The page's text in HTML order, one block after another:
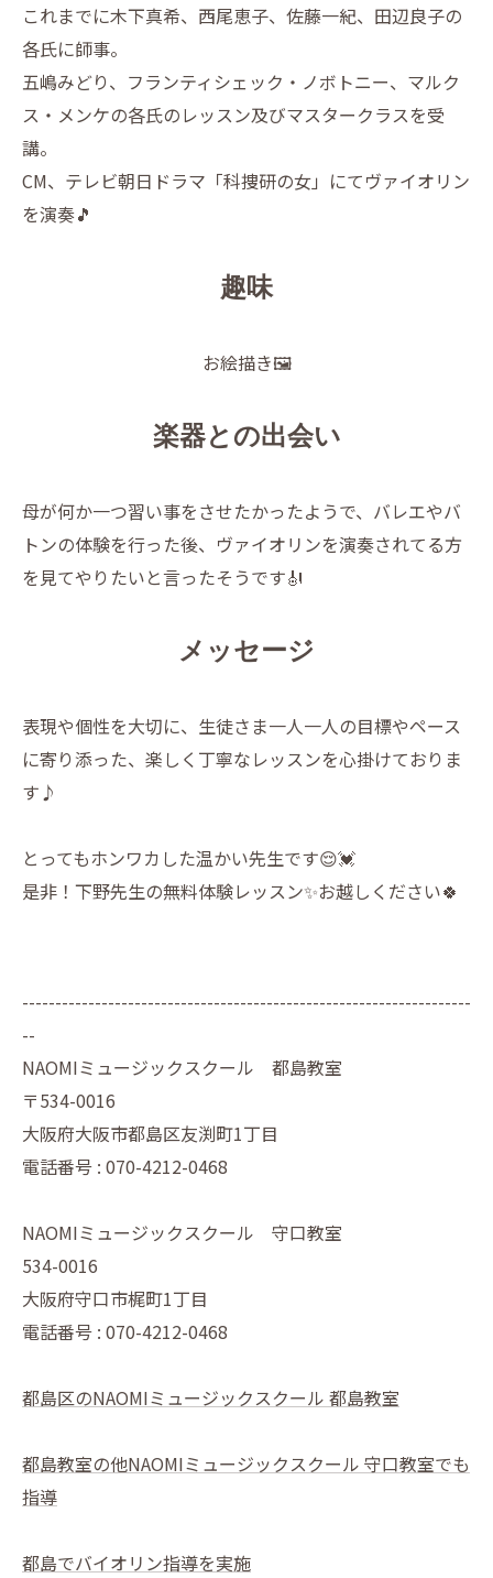
これまでに木下真希、西尾恵子、佐藤一紀、田辺良子の
各氏に師事。
五嶋みどり、フランティシェック・ノボトニー、マルク
ス・メンケの各氏のレッスン及びマスタークラスを受
講。
CM、テレビ朝日ドラマ「科捜研の女」にてヴァイオリン
を演奏🎵
趣味
お絵描き🖼️
楽器との出会い
母が何か一つ習い事をさせたかったようで、バレエやバ
トンの体験を行った後、ヴァイオリンを演奏されてる方
を見てやりたいと言ったそうです🎻
メッセージ
表現や個性を大切に、生徒さま一人一人の目標やペース
に寄り添った、楽しく丁寧なレッスンを心掛けておりま
す♪
とってもホンワカした温かい先生です😌💓
是非！下野先生の無料体験レッスン✨お越しください🍀
--------------------------------------------------------------------
--
NAOMIミュージックスクール 都島教室
〒534-0016
大阪府大阪市都島区友渕町1丁目
電話番号 : 070-4212-0468
NAOMIミュージックスクール 守口教室
534-0016
大阪府守口市梶町1丁目
電話番号 : 070-4212-0468
都島区のNAOMIミュージックスクール 都島教室
都島教室の他NAOMIミュージックスクール 守口教室でも
指導
都島でバイオリン指導を実施